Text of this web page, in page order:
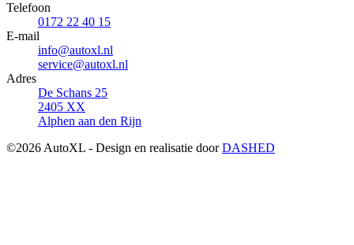
Telefoon
0172 22 40 15
E-mail
info@autoxl.nl
service@autoxl.nl
Adres
De Schans 25
2405 XX
Alphen aan den Rijn
©2026 AutoXL - Design en realisatie doorDASHED